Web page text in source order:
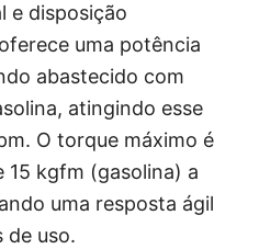
e disposição
uma potência
abastecido com
atingindo esse
O torque máximo é
15 kgfm (gasolina) a
uma resposta ágil
de uso.